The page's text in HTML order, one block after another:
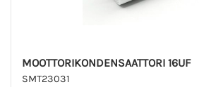
MOOTTORIKONDENSAATTORI 16UF
SMT23031